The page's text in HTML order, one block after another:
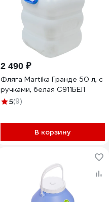
2 490 ₽
Фляга Martika Гранде 50 л, с
ручками, белая С911БЕЛ
5(9)
В корзину